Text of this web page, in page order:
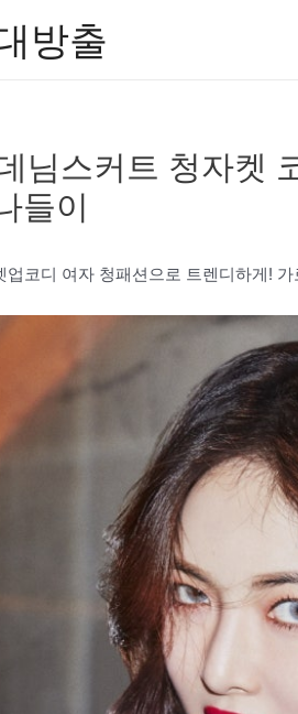
방출
님스커트 청자켓
들이
업코디 여자 청패션으로 트렌디하게! 가